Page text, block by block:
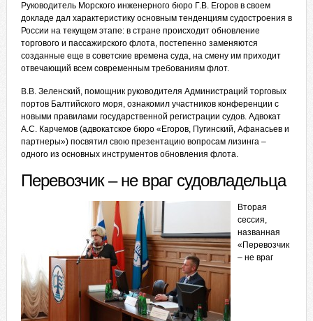
Руководитель Морского инженерного бюро Г.В. Егоров в своем
докладе дал характеристику основным тенденциям судостроения в
России на текущем этапе: в стране происходит обновление
торгового и пассажирского флота, постепенно заменяются
созданные еще в советские времена суда, на смену им приходит
отвечающий всем современным требованиям флот.
В.В. Зеленский, помощник руководителя Администраций торговых
портов Балтийского моря, ознакомил участников конференции с
новыми правилами государственной регистрации судов. Адвокат
А.С. Карчемов (адвокатское бюро «Егоров, Пугинский, Афанасьев и
партнеры») посвятил свою презентацию вопросам лизинга –
одного из основных инструментов обновления флота.
Перевозчик – не враг судовладельца
Вторая
сессия,
названная
«Перевозчик
– не враг